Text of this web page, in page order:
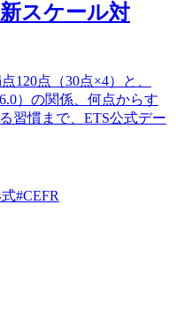
スケール対
120点（30点×4）と、
）の関係、何点からす
習慣まで、ETS公式デー
#CEFR